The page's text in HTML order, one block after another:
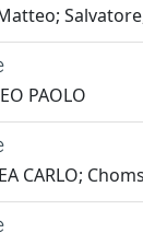
PAOLO
CARLO;